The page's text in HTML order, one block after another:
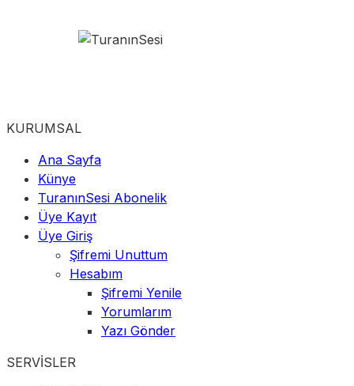
KURUMSAL
Ana Sayfa
Künye
TuranınSesi Abonelik
Üye Kayıt
Üye Giriş
Şifremi Unuttum
Hesabım
Şifremi Yenile
Yorumlarım
Yazı Gönder
SERVİSLER